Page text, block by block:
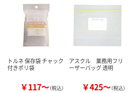
カゴへ
トルネ 保存袋 チャック
付きポリ袋
￥117～（税込）
アスクル 業務用フリ
ーザーバッグ 透明
￥425～（税込）